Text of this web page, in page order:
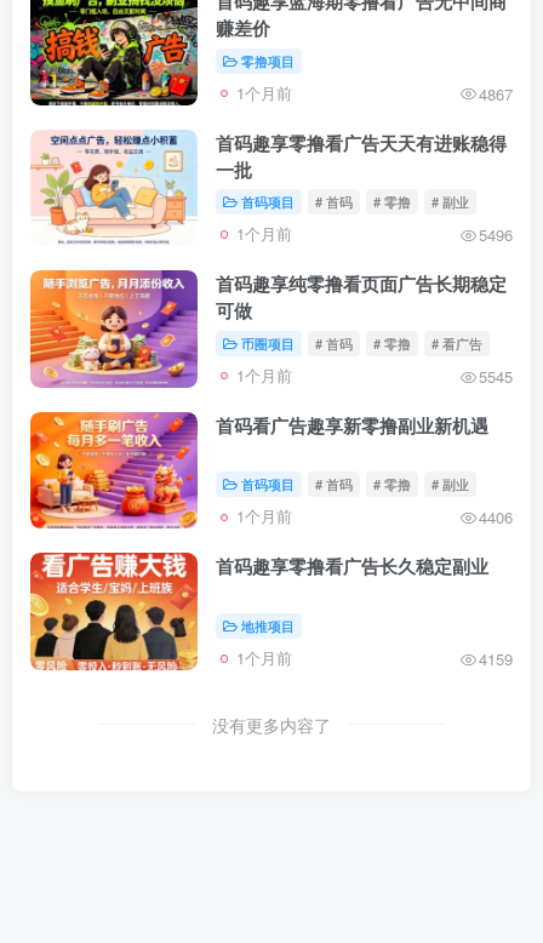
赚差价
零撸项目
1个月前 4867
首码趣享零撸看广告天天有进账稳得
一批
首码项目 # 首码 # 零撸 # 副业
1个月前 5496
首码趣享纯零撸看页面广告长期稳定
可做
币圈项目 # 首码 # 零撸 # 看广告
1个月前 5545
首码看广告趣享新零撸副业新机遇
首码项目 # 首码 # 零撸 # 副业
1个月前 4406
首码趣享零撸看广告长久稳定副业
地推项目
1个月前 4159
没有更多内容了